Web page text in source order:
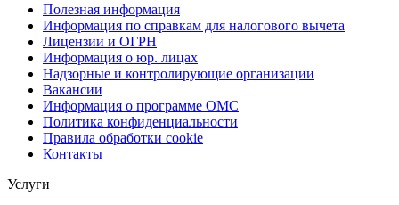
Полезная информация
Информация по справкам для налогового вычета
Лицензии и ОГРН
Информация о юр. лицах
Надзорные и контролирующие организации
Вакансии
Информация о программе ОМС
Политика конфиденциальности
Правила обработки cookie
Контакты
Услуги